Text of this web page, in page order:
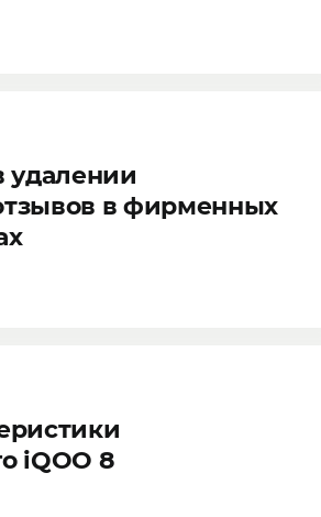
удалении
в фирменных
iQOO 8